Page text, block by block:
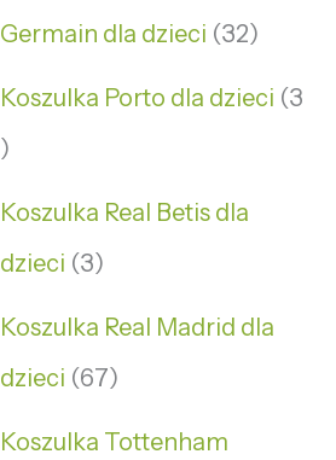
Germain dla dzieci 32
Koszulka Porto dla dzieci 3
Koszulka Real Betis dla
dzieci 3
Koszulka Real Madrid dla
dzieci 67
Koszulka Tottenham